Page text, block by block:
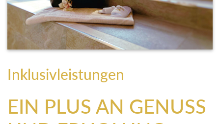
Inklusivleistungen
EIN PLUS AN GENUSS